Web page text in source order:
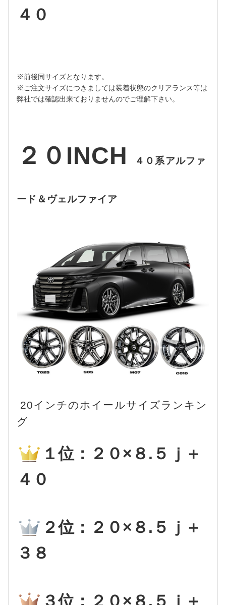
４０
※前後同サイズとなります。
※ご注文サイズにつきましては装着状態のクリアランス等は
弊社では確認出来ておりませんのでご理解下さい。
２０INCH ４０系アルファ
ード＆ヴェルファイア
20インチのホイールサイズランキン
グ
１位：２０×８.５ｊ＋
４０
２位：２０×８.５ｊ＋
３８
３位：２０×８.５ｊ＋